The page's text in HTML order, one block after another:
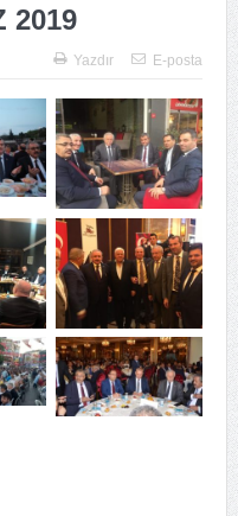
2019
Yazdır E-posta